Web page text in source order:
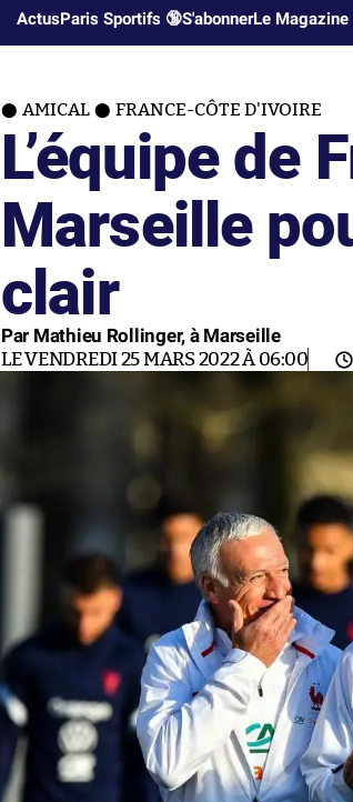
ActusParis Sportifs 🔞S'abonnerLe Magazine
AMICAL FRANCE-CÔTE D'IVOIRE
L’équipe de
Marseille
clair
Par Mathieu Rollinger, à Marseille
LE VENDREDI 25 MARS 2022 À 06:00